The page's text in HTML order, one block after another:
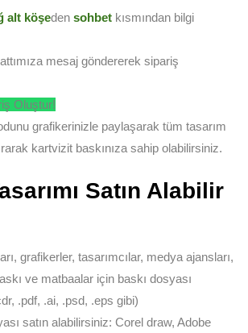
alt köşeden sohbet kısmından bilgi
mesaj göndererek sipariş
Oluştur!
grafikerinizle paylaşarak tüm tasarım
kartvizit baskınıza sahip olabilirsiniz.
Satın Alabilir
grafikerler, tasarımcılar, medya ajansları,
ve matbaalar için baskı dosyası
.pdf, .ai, .psd, .eps gibi)
satın alabilirsiniz: Corel draw, Adobe